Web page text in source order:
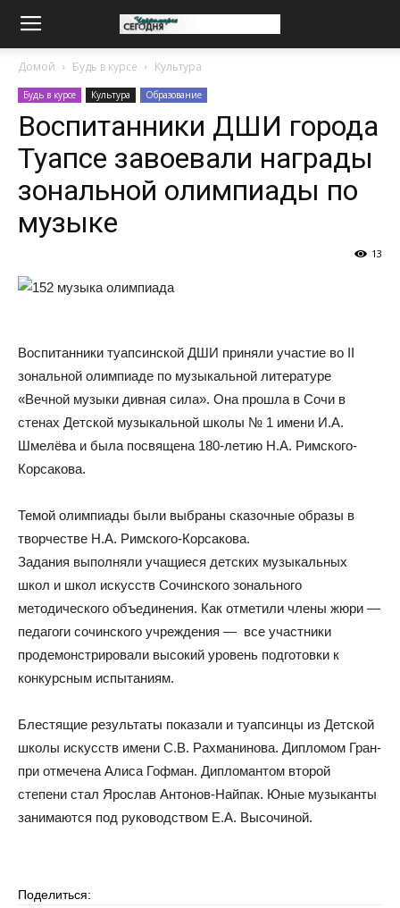
Домой Будь в курсе Культура
Будь в курсе Культура Образование
Воспитанники ДШИ города
Туапсе завоевали награды
зональной олимпиады по
музыке
13
Воспитанники туапсинской ДШИ приняли участие во II
зональной олимпиаде по музыкальной литературе
«Вечной музыки дивная сила». Она прошла в Сочи в
стенах Детской музыкальной школы № 1 имени И.А.
Шмелёва и была посвящена 180-летию Н.А. Римского-
Корсакова.
Темой олимпиады были выбраны сказочные образы в
творчестве Н.А. Римского-Корсакова.
Задания выполняли учащиеся детских музыкальных
школ и школ искусств Сочинского зонального
методического объединения. Как отметили члены жюри —
педагоги сочинского учреждения — все участники
продемонстрировали высокий уровень подготовки к
конкурсным испытаниям.
Блестящие результаты показали и туапсинцы из Детской
школы искусств имени С.В. Рахманинова. Дипломом Гран-
при отмечена Алиса Гофман. Дипломантом второй
степени стал Ярослав Антонов-Найпак. Юные музыканты
занимаются под руководством Е.А. Высочиной.
Поделиться: